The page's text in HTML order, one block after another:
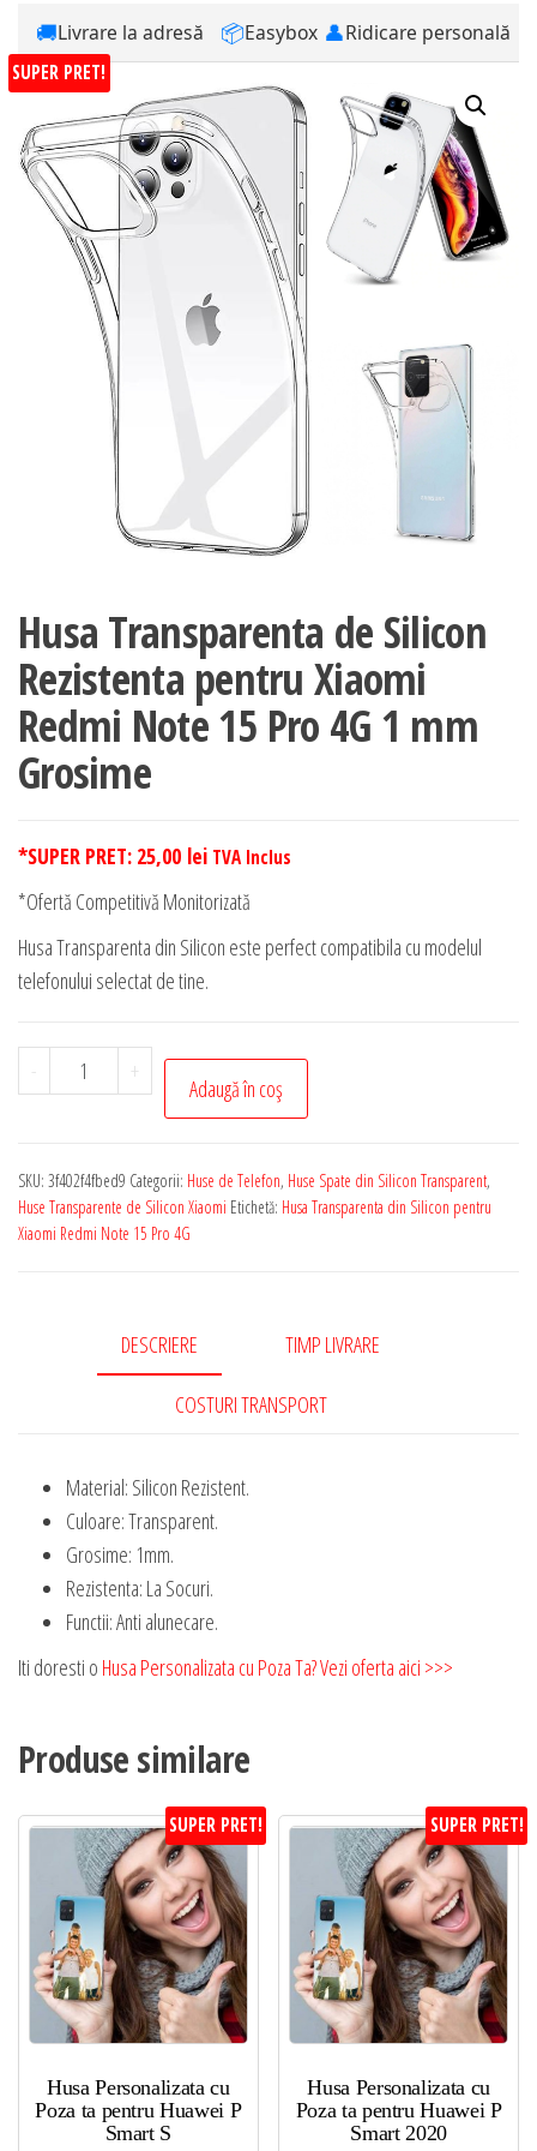
🚚Livrare la adresă 📦Easybox 👤Ridicare personală
SUPER PRET!
Husa Transparenta de Silicon
Rezistenta pentru Xiaomi
Redmi Note 15 Pro 4G 1 mm
Grosime
*SUPER PRET: 25,00 lei TVA Inclus
*Ofertă Competitivă Monitorizată
Husa Transparenta din Silicon este perfect compatibila cu modelul
telefonului selectat de tine.
-
Cantitate
Husa
Silicon
Rezistenta
1
mm
Grosime
+
Adaugă în coș
SKU: 3f402f4fbed9 Categorii: Huse de Telefon, Huse Spate din Silicon Transparent,
Huse Transparente de Silicon Xiaomi Etichetă: Husa Transparenta din Silicon pentru
Xiaomi Redmi Note 15 Pro 4G
DESCRIERE TIMP LIVRARE
COSTURI TRANSPORT
Material: Silicon Rezistent.
Culoare: Transparent.
Grosime: 1mm.
Rezistenta: La Socuri.
Functii: Anti alunecare.
Iti doresti o Husa Personalizata cu Poza Ta? Vezi oferta aici >>>
Produse similare
SUPER PRET!
Husa Personalizata cu
Poza ta pentru Huawei P
Smart S
SUPER PRET!
Husa Personalizata cu
Poza ta pentru Huawei P
Smart 2020